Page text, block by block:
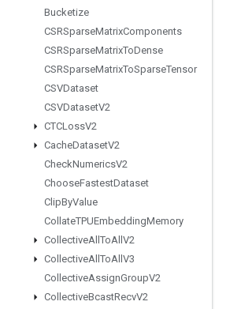
Bucketize
CSRSparseMatrixComponents
CSRSparseMatrixToDense
CSRSparseMatrixToSparseTensor
CSVDataset
CSVDatasetV2
CTCLossV2
CacheDatasetV2
CheckNumericsV2
ChooseFastestDataset
ClipByValue
CollateTPUEmbeddingMemory
CollectiveAll ToAll V2
CollectiveAll ToAll V3
CollectiveAssignGroupV2
CollectiveBcastRecvV2